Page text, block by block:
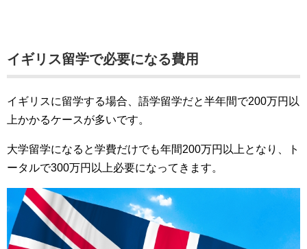
イギリス留学で必要になる費用
イギリスに留学する場合、語学留学だと半年間で200万円以
上かかるケースが多いです。
大学留学になると学費だけでも年間200万円以上となり、ト
ータルで300万円以上必要になってきます。